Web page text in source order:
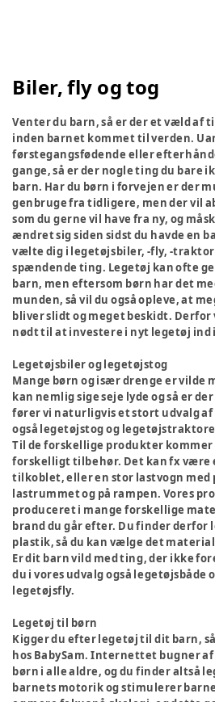
Biler, fly og tog
Venter du barn, så er der et væld af
inden barnet kommet til verden.
førstegangsfødende eller
gange, så er der nogle ting du bare
barn. Har du børn i forvejen er der
genbruge fra tidligere, men der vil
som du gerne vil have fra ny, og
ændret sig siden sidst du havde en
vælte dig i legetøjsbiler, -fly, -
spændende ting. Legetøj kan ofte
barn, men eftersom børn har det
munden, så vil du også opleve, at
bliver slidt og meget beskidt.
nødt til at investere i nyt legetøj ind
Legetøjsbiler og legetøjstog
Mange børn og især drenge er vilde
kan nemlig sige seje lyde og så er
fører vi naturligvis et stort udvalg
også legetøjstog og
Til de forskellige produkter kommer
forskelligt tilbehør. Det kan fx være
tilkoblet, eller en stor lastvogn med
lastrummet og på rampen. Vores
produceret i mange forskellige
brand du går efter. Du finder derfor
plastik, så du kan vælge det
Er dit barn vild med ting, der ikke
du i vores udvalg også legetøjsbåde
legetøjsfly.
Legetøj til børn
Kigger du efter legetøj til dit barn,
hos BabySam. Internettet bugner
børn i alle aldre, og du finder altså
barnets motorik og stimulerer